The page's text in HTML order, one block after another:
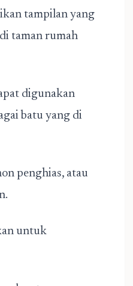
tampilan yang
taman rumah
digunakan
batu yang di
penghias, atau
untuk